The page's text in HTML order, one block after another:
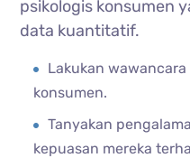
psikologis konsumen
data kuantitatif.
Lakukan
konsumen.
Tanyakan
kepuasan mereka